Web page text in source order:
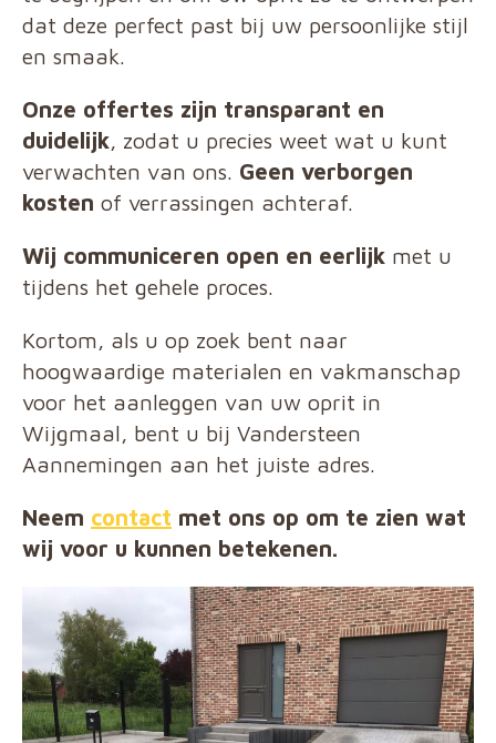
dat deze perfect past bij uw persoonlijke stijl
en smaak.
Onze offertes zijn transparant en
duidelijk, zodat u precies weet wat u kunt
verwachten van ons. Geen verborgen
kosten of verrassingen achteraf.
Wij communiceren open en eerlijk met u
tijdens het gehele proces.
Kortom, als u op zoek bent naar
hoogwaardige materialen en vakmanschap
voor het aanleggen van uw oprit in
Wijgmaal, bent u bij Vandersteen
Aannemingen aan het juiste adres.
Neem contact met ons op om te zien wat
wij voor u kunnen betekenen.